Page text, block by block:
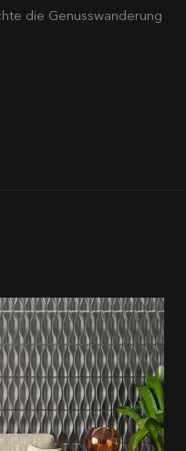
die Genusswanderung